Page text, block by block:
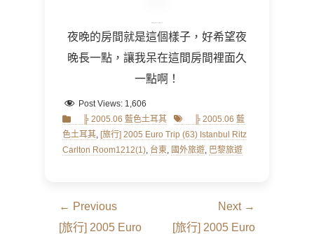
夜晚的房間就是這個樣子，好希望夜
晚長一點，讓我呆在這間房間裡面久
一點啊！
Post Views: 1,606
Categories
╠ 2005.06 藍色土耳其 Tags ╠ 2005.06 藍
色土耳其, [旅行] 2005 Euro Trip (63) Istanbul Ritz
Carlton Room1212(1), 台東, 國外旅遊, 巴黎旅遊
文
章
← Previous
Previous
[旅行] 2005 Euro
Next →
Next[旅行] 2005 Euro